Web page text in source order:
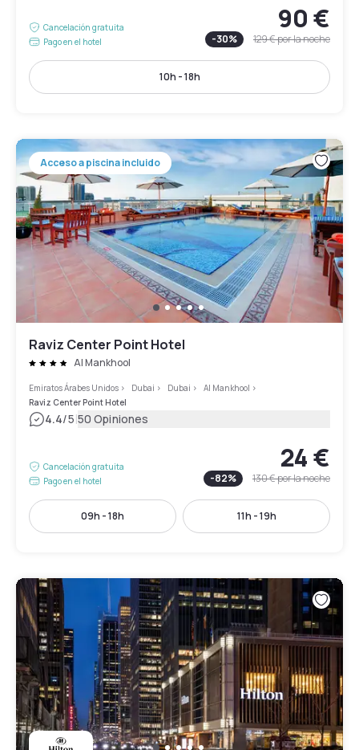
Cancelación gratuita
Pago en el hotel
90 €
-30% 129 €por la noche
10h - 18h
Acceso a piscina incluido
Raviz Center Point Hotel
Al Mankhool
Emiratos Árabes Unidos > Dubai > Dubai > Al Mankhool >
Raviz Center Point Hotel
4.4/5|50 Opiniones
Cancelación gratuita
Pago en el hotel
24 €
-82% 130 €por la noche
09h - 18h 11h - 19h